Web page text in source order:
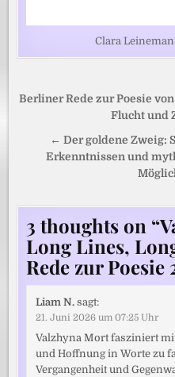
Clara
Berliner Rede zur Poesie
Flucht und
← Der goldene Zweig:
Erkenntnissen und
3 thoughts on “
Long Lines,
Rede zur Poesie
Liam N. sagt:
21. Juni 2026 um 07:25 Uhr
Valzhyna Mort fasziniert
und Hoffnung in Worte zu
Vergangenheit und